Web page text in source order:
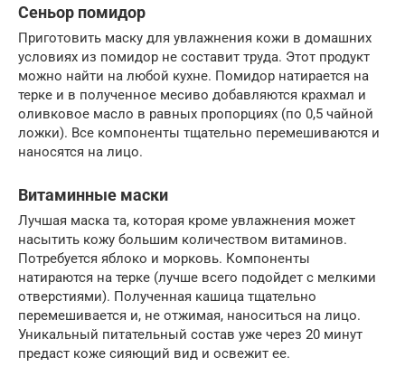
Сеньор помидор
Приготовить маску для увлажнения кожи в домашних
условиях из помидор не составит труда. Этот продукт
можно найти на любой кухне. Помидор натирается на
терке и в полученное месиво добавляются крахмал и
оливковое масло в равных пропорциях (по 0,5 чайной
ложки). Все компоненты тщательно перемешиваются и
наносятся на лицо.
Витаминные маски
Лучшая маска та, которая кроме увлажнения может
насытить кожу большим количеством витаминов.
Потребуется яблоко и морковь. Компоненты
натираются на терке (лучше всего подойдет с мелкими
отверстиями). Полученная кашица тщательно
перемешивается и, не отжимая, наноситься на лицо.
Уникальный питательный состав уже через 20 минут
предаст коже сияющий вид и освежит ее.